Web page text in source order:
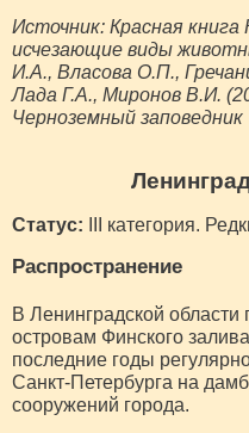
Источник: Красная книга
исчезающие виды
И.А., Власова О.П.,
Лада Г.А., Миронов В.И.
Черноземный заповедник
Статус: III категория.
Распространение
В Ленинградской области
островам Финского
последние годы
Санкт-Петербурга на
сооружений города.